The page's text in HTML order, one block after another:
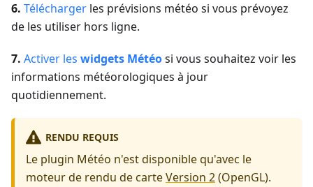
6. Télécharger les prévisions météo si vous prévoyez
de les utiliser hors ligne.
7. Activer les widgets Météosi vous souhaitez voir les
informations météorologiques à jour
quotidiennement.
RENDU REQUIS
Le plugin Météo n'est disponible qu'avec le
moteur de rendu de carteVersion 2(OpenGL).